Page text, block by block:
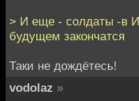
> И еще - солдаты -в
будущем закончатся
Таки не дождётесь!
vodolaz »